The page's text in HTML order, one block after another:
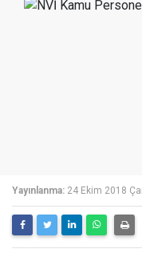
Yayınlanma: 24 Ekim 2018